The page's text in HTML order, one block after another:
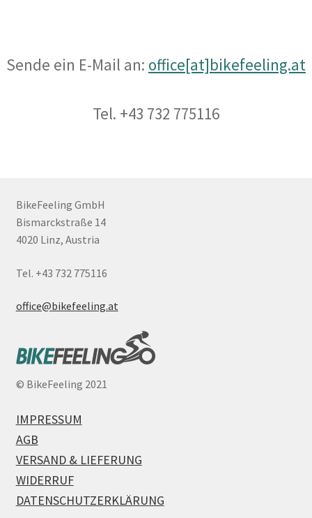
Sende ein E-Mail an: office[at]bikefeeling.at
Tel. +43 732 775116
BikeFeeling GmbH
Bismarckstraße 14
4020 Linz, Austria
Tel. +43 732 775116
office@bikefeeling.at
© BikeFeeling 2021
IMPRESSUM
AGB
VERSAND & LIEFERUNG
WIDERRUF
DATENSCHUTZERKLÄRUNG